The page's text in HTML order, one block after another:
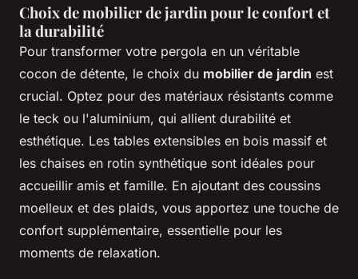
Choix de mobilier de jardin pour le confort et
la durabilité
Pour transformer votre pergola en un véritable
cocon de détente, le choix du mobilier de jardin est
crucial. Optez pour des matériaux résistants comme
le teck ou l'aluminium, qui allient durabilité et
esthétique. Les tables extensibles en bois massif et
les chaises en rotin synthétique sont idéales pour
accueillir amis et famille. En ajoutant des coussins
moelleux et des plaids, vous apportez une touche de
confort supplémentaire, essentielle pour les
moments de relaxation.